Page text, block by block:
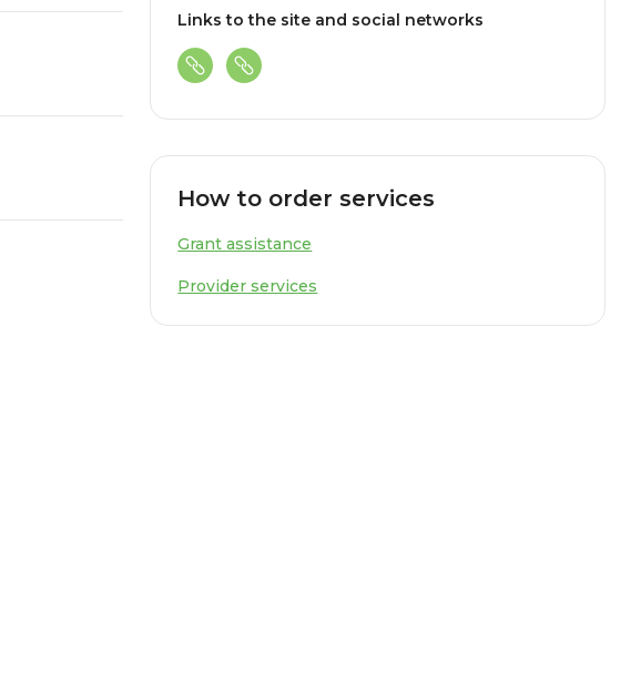
Links to the site and social networks
How to order services
Grant assistance
Provider services